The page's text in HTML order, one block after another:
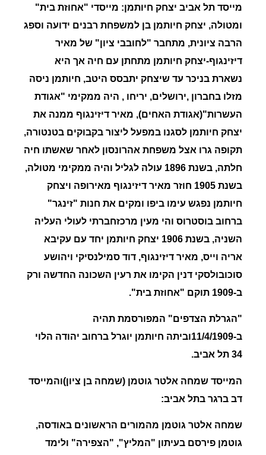
מייסד תל אביב יצחק חיותמן: מייסדי "אחוזת בית"
ומטולה, יצחק חיותמן בן למשפחת רבנים ידועה וספג
הרבה ציונית, מתחבר "לחובבי ציון" של מאיר
דיזינגוף-יצחק חיותמן מתחתן עם חיה אך היא
נשארת בניכר עד שיצחק יתבסס היטב, חיותמן ניסה
מזלו בחברון ,ירושלים, יריחו , היה ממקימי "אגודת
העשרות"(אגודת האחים), מאיר דיזינגוף ממנה את
יצחק חיותמן לסגנו במפעל ליצור בקבוקים בטנטורה,
תקופה גרו אצל משפחת אהרונסון לאחר שאשתו חיה
חלתה, בשנת 1896 עולה לגליל והיה ממקימי מטולה,
בשנת 1905 חוזר מאיר דיזינגוף מאירופה ויצחק
חיותמן נפגש עימו ביפו ומקים את חנות "זינגר"
ברחוב בוסטרוס והי מעין מרכזחברתי לעולי העליה
השניה, בשנת 1906 יצחק חיותמן יחד עם עקיבא
אריה וייס, מאיר דיזינגוף, דוד סמילנסיקי ויהושע
סוכובולסקי דנין הקימו את רעין השכונה החדשה ורק
ב-1909 תוקם "
אחוזת בית".
"הגרלת הצדפים" המפורסמת תהיה
ב-11/4/1909וביתה חיותמן יוגרל ברחוב יהודה הלוי
34 תל אביב.
המייסד שמחה אלטר גוטמן (שמחה בן ציון)והמייסד
דב ברגר בתל אביב:
שמחה אלטר גוטמן מהמורים הראשונים באודסה,
גוטמן פירסם בעיתון "המליץ", "הצפירה" ולימד